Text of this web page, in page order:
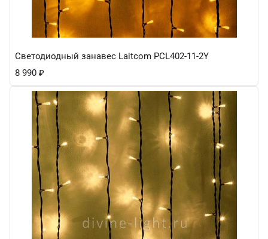
Светодиодный занавес Laitcom PCL402-11-2Y
8 990 ₽